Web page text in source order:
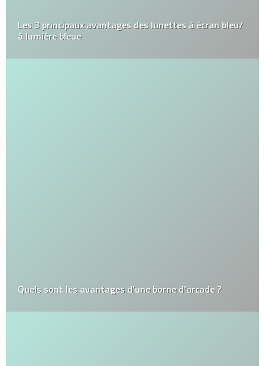
Les 3 principaux avantages des lunettes à écran bleu/
à lumière bleue
Quels sont les avantages d’une borne d’arcade ?